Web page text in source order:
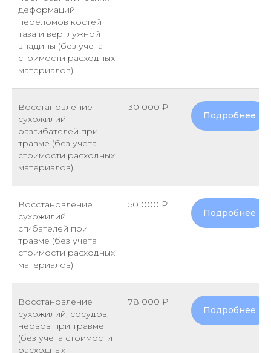
деформаций
переломов костей
таза и вертлужной
впадины (без учета
стоимости расходных
материалов)
Восстановление
сухожилий
разгибателей при
травме (без учета
стоимости расходных
материалов)
30 000 ₽
Подробнее
Восстановление
сухожилий
сгибателей при
травме (без учета
стоимости расходных
материалов)
50 000 ₽
Подробнее
Восстановление
сухожилий, сосудов,
нервов при травме
(без учета стоимости
расходных
78 000 ₽
Подробнее